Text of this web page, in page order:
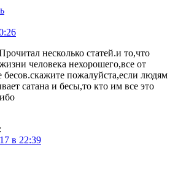
несколько статей.и то,что
человека нехорошего,все от
пожалуйста,если людям
сатана и бесы,то кто им все это
:
в 22:39